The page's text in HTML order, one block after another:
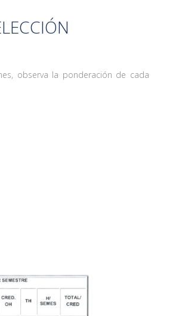
observa la ponderación de cada